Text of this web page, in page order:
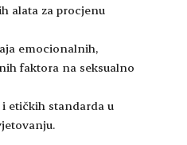
alata za procjenu
emocionalnih,
faktora na seksualno
etičkih standarda u